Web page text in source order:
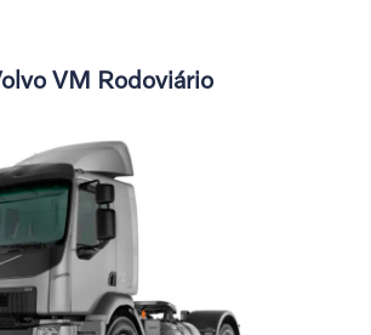
VM Rodoviário